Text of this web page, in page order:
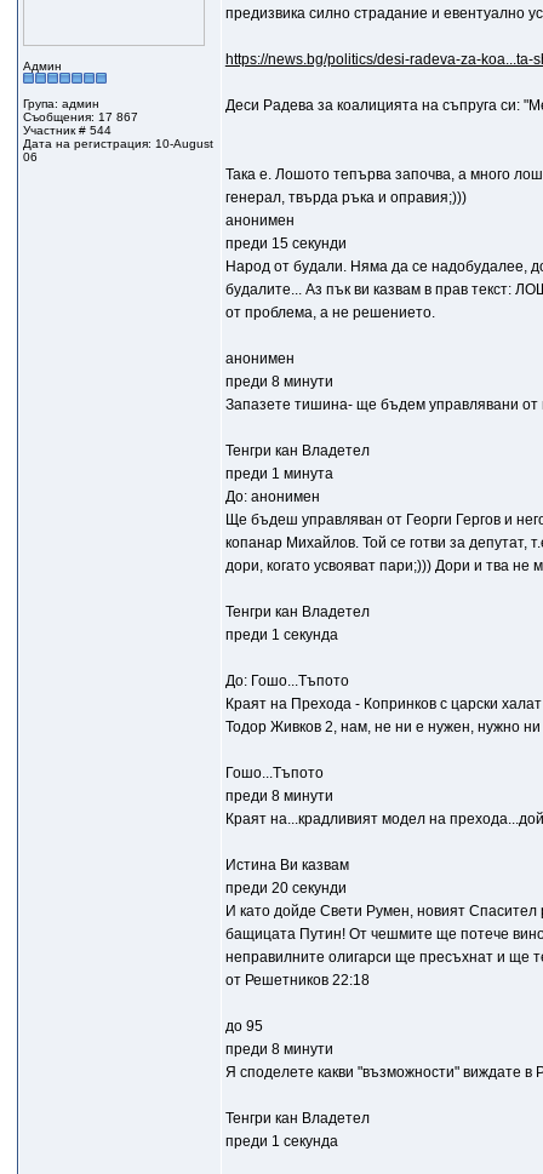
Админ
Група: админ
Съобщения: 17 867
Участник # 544
Дата на регистрация: 10-August
06
предизвика силно страдание и евентуално
https://news.bg/politics/desi-radeva-za-koa...ta-
Деси Радева за коалицията на съпруга си:
Taка е. Лошото тепърва започва, а много
генерал, твърда ръка и оправия;)))
анонимен
преди 15 секунди
Народ от будали. Няма да се надобудалее,
будалите... Аз пък ви казвам в прав текст:
от проблема, а не решението.
анонимен
преди 8 минути
Запазете тишина- ще бъдем управлявани
Тенгри кан Владетел
преди 1 минута
До: анонимен
Ще бъдеш управляван от Георги Гергов и
копанар Михайлов. Той се готви за депутат,
дори, когато усвояват пари;))) Дори и тва не
Тенгри кан Владетел
преди 1 секунда
До: Гошо...Тъпото
Краят на Прехода - Копринков с царски
Тодор Живков 2, нам, не ни е нужен, нужно
Гошо...Тъпото
преди 8 минути
Краят на...крадливият модел на
Истина Ви казвам
преди 20 секунди
И като дойде Свети Румен, новият
бащицата Путин! От чешмите ще потече
неправилните олигарси ще пресъхнат и ще
от Решетников 22:18
до 95
преди 8 минути
Я споделете какви "възможности" виждате в
Тенгри кан Владетел
преди 1 секунда